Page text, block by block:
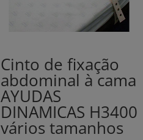
Cinto de fixação
abdominal à cama
AYUDAS
DINAMICAS H3400
vários tamanhos